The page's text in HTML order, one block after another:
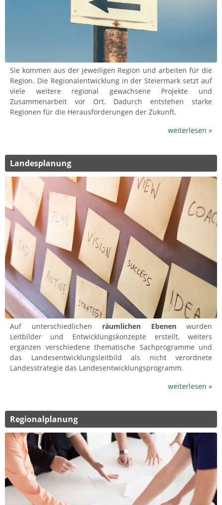
Sie kommen aus der jeweiligen Region und arbeiten für die
Region. Die Regionalentwicklung in der Steiermark setzt auf
viele weitere regional gewachsene Projekte und
Zusammenarbeit vor Ort. Dadurch entstehen starke
Regionen für die Herausforderungen der Zukunft.
weiterlesen »
Landesplanung
Auf unterschiedlichen räumlichen Ebenen wurden
Leitbilder und Entwicklungskonzepte erstellt, weiters
ergänzen verschiedene thematische Sachprogramme und
das Landesentwicklungsleitbild als nicht verordnete
Landesstrategie das Landesentwicklungsprogramm.
weiterlesen »
Regionalplanung